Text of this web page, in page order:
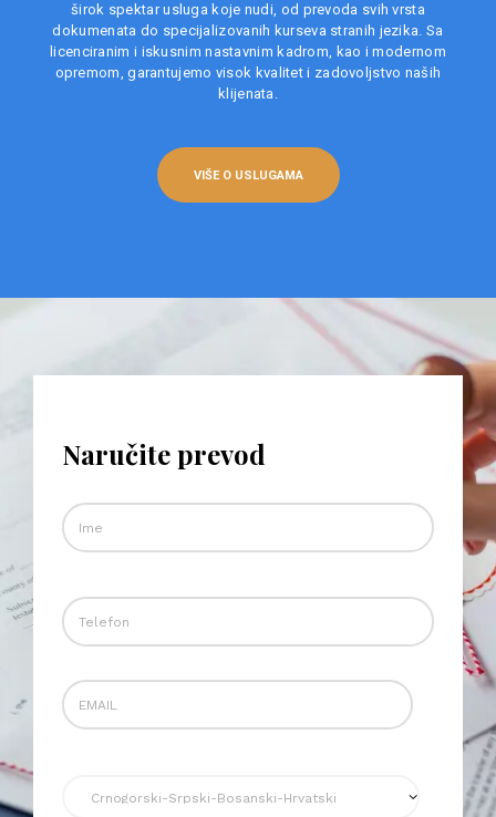
širok spektar usluga koje nudi, od prevoda svih vrsta
dokumenata do specijalizovanih kurseva stranih jezika. Sa
licenciranim i iskusnim nastavnim kadrom, kao i modernom
opremom, garantujemo visok kvalitet i zadovoljstvo naših
klijenata.
VIŠE O USLUGAMA
Naručite prevod